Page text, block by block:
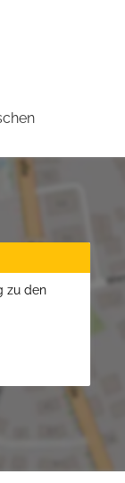
zu den